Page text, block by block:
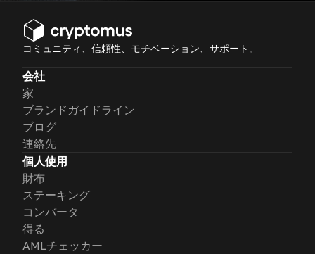
コミュニティ、信頼性、モチベーション、サポート。
会社
家
ブランドガイドライン
ブログ
連絡先
個人使用
財布
ステーキング
コンバータ
得る
AMLチェッカー